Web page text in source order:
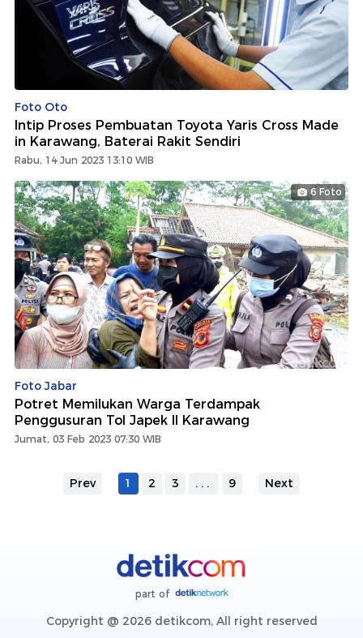
Foto Oto
Intip Proses Pembuatan Toyota Yaris Cross Made
in Karawang, Baterai Rakit Sendiri
Rabu, 14 Jun 2023 13:10 WIB
6 Foto
Foto Jabar
Potret Memilukan Warga Terdampak
Penggusuran Tol Japek II Karawang
Jumat, 03 Feb 2023 07:30 WIB
Prev 1 2 3 ... 9 Next
part of
Copyright @ 2026 detikcom, All right reserved